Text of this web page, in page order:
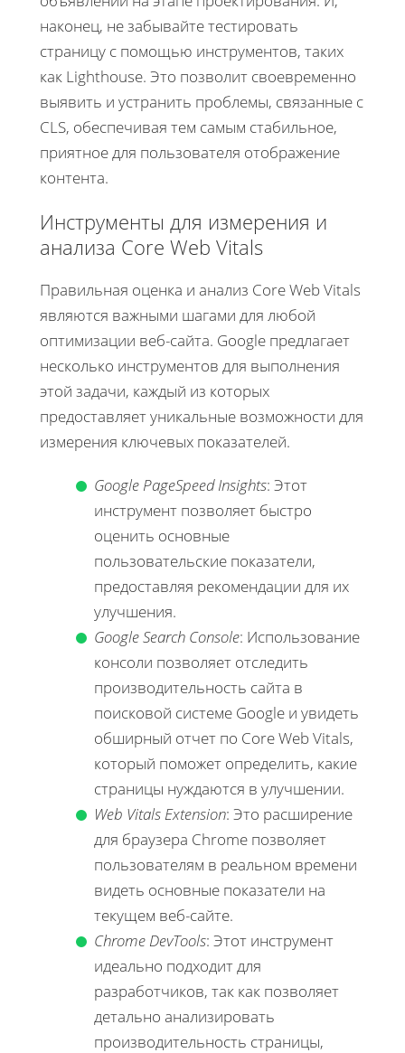
наконец, не забывайте тестировать
страницу с помощью инструментов, таких
как Lighthouse. Это позволит своевременно
выявить и устранить проблемы, связанные с
CLS, обеспечивая тем самым стабильное,
приятное для пользователя отображение
контента.
Инструменты для измерения и
анализа Core Web Vitals
Правильная оценка и анализ Core Web Vitals
являются важными шагами для любой
оптимизации веб-сайта. Google предлагает
несколько инструментов для выполнения
этой задачи, каждый из которых
предоставляет уникальные возможности для
измерения ключевых показателей.
Google PageSpeed Insights: Этот
инструмент позволяет быстро
оценить основные
пользовательские показатели,
предоставляя рекомендации для их
улучшения.
Google Search Console: Использование
консоли позволяет отследить
производительность сайта в
поисковой системе Google и увидеть
обширный отчет по Core Web Vitals,
который поможет определить, какие
страницы нуждаются в улучшении.
Web Vitals Extension: Это расширение
для браузера Chrome позволяет
пользователям в реальном времени
видеть основные показатели на
текущем веб-сайте.
Chrome DevTools: Этот инструмент
идеально подходит для
разработчиков, так как позволяет
детально анализировать
производительность страницы,